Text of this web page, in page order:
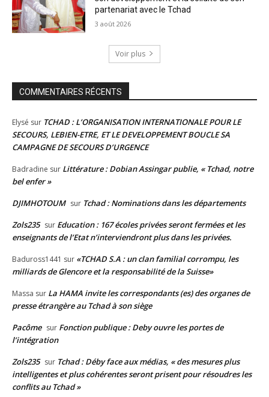
partenariat avec le Tchad
3 août 2026
Voir plus
COMMENTAIRES RÉCENTS
Elysé sur TCHAD : L’ORGANISATION INTERNATIONALE POUR LE
SECOURS, LEBIEN-ETRE, ET LE DEVELOPPEMENT BOUCLE SA
CAMPAGNE DE SECOURS D’URGENCE
Badradine sur Littérature : Dobian Assingar publie, « Tchad, notre
bel enfer »
DJIMHOTOUM sur Tchad : Nominations dans les départements
Zols235 sur Education : 167 écoles privées seront fermées et les
enseignants de l’Etat n’interviendront plus dans les privées.
Baduross1441 sur «TCHAD S.A : un clan familial corrompu, les
milliards de Glencore et la responsabilité de la Suisse»
Massa sur La HAMA invite les correspondants (es) des organes de
presse étrangère au Tchad à son siège
Pacôme sur Fonction publique : Deby ouvre les portes de
l’intégration
Zols235 sur Tchad : Déby face aux médias, « des mesures plus
intelligentes et plus cohérentes seront prisent pour résoudres les
conflits au Tchad »